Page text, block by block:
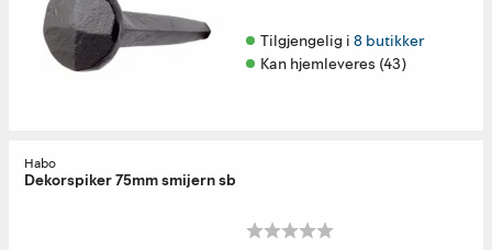
Tilgjengelig i 8 butikker
Kan hjemleveres (43)
Habo
Dekorspiker 75mm smijern sb